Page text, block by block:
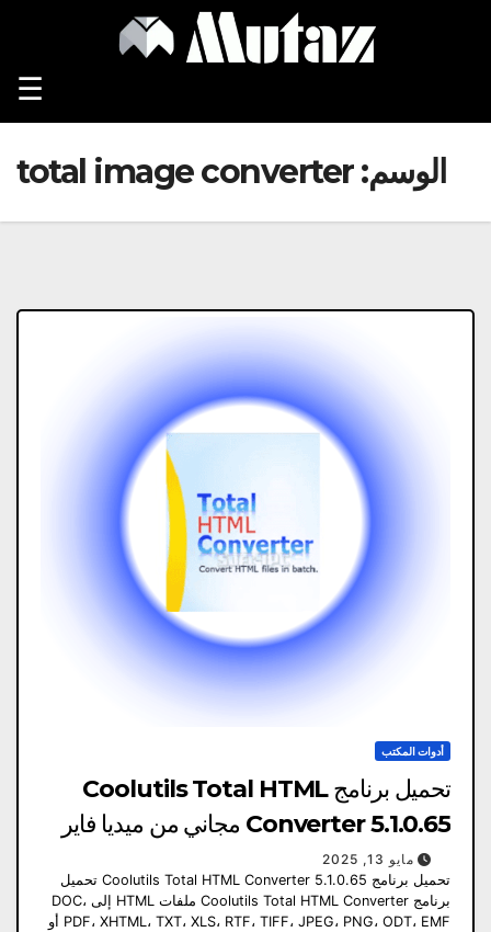
☰
الوسم:total image converter
أدوات المكتب
تحميل برنامج Coolutils Total HTML
Converter 5.1.0.65 مجاني من ميديا ​​فاير
مايو 13, 2025
تحميل برنامج Coolutils Total HTML Converter 5.1.0.65 تحميل
برنامج Coolutils Total HTML Converter ملفات HTML إلى DOC،
PDF، XHTML، TXT، XLS، RTF، TIFF، JPEG، PNG، ODT، EMF أو